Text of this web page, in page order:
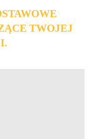
TWOJEJ